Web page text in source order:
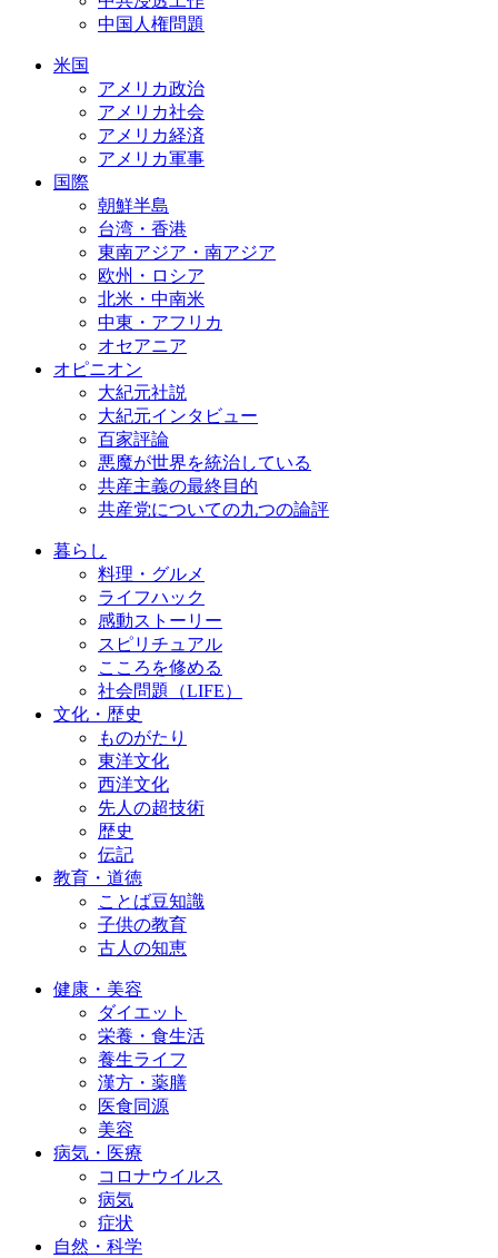
中国人権問題
米国
アメリカ政治
アメリカ社会
アメリカ経済
アメリカ軍事
国際
朝鮮半島
台湾・香港
東南アジア・南アジア
欧州・ロシア
北米・中南米
中東・アフリカ
オセアニア
オピニオン
大紀元社説
大紀元インタビュー
百家評論
悪魔が世界を統治している
共産主義の最終目的
共産党についての九つの論評
暮らし
料理・グルメ
ライフハック
感動ストーリー
スピリチュアル
こころを修める
社会問題（LIFE）
文化・歴史
ものがたり
東洋文化
西洋文化
先人の超技術
歴史
伝記
教育・道徳
ことば豆知識
子供の教育
古人の知恵
健康・美容
ダイエット
栄養・食生活
養生ライフ
漢方・薬膳
医食同源
美容
病気・医療
コロナウイルス
病気
症状
自然・科学